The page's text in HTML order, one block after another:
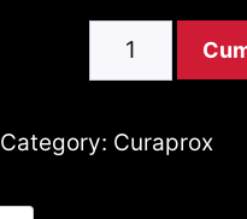
Pasta
luni-
Category: Curaprox